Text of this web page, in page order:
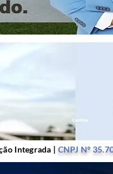
Integrada | CNPJ
Integrada | CNPJ Nº